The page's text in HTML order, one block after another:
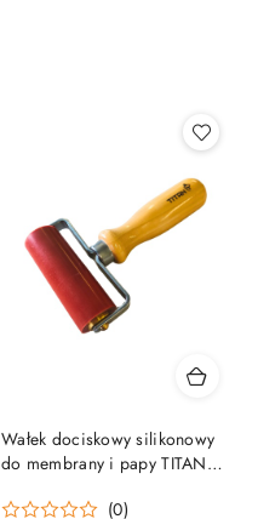
Wałek dociskowy silikonowy
do membrany i papy TITAN
rękojeścią (TS90) TYTAN
(0)